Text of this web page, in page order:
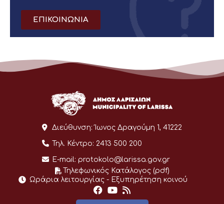
ΕΠΙΚΟΙΝΩΝΙΑ
Διεύθυνση: Ίωνος Δραγούμη 1, 41222
Τηλ. Κέντρο: 2413 500 200
E-mail: protokolo@larissa.gov.gr
Τηλεφωνικός Κατάλογος (pdf)
Ωράρια λειτουργίας - Eξυπηρέτηση κοινού